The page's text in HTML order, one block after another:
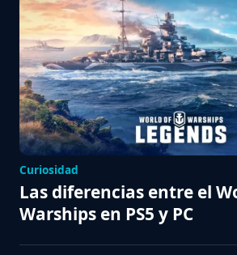
Curiosidad
Las diferencias entre el
Warships en PS5 y PC